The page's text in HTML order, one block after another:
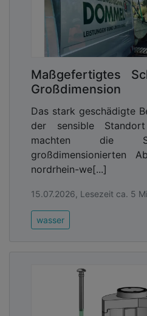
Maßgefertigtes
Großdimension
Das stark geschädigte
der sensible
machten die
großdimensionierten
nordrhein-we[...]
15.07.2026, Lesezeit ca. 5
wasser